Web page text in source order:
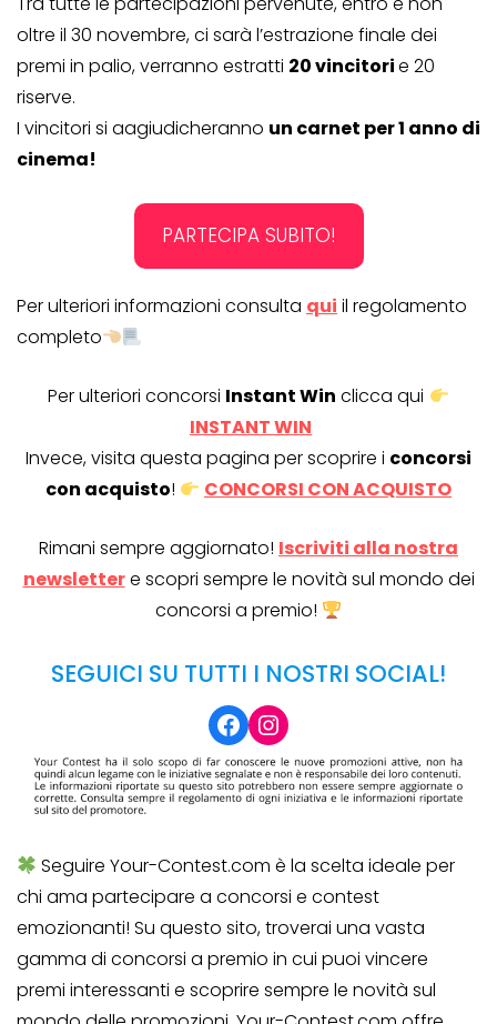
oltre il 30 novembre, ci sarà l’estrazione finale dei
premi in palio, verranno estratti 20 vincitorie 20
riserve.
I vincitori si aagiudicheranno un carnet per 1 anno di
cinema!
PARTECIPA SUBITO!
Per ulteriori informazioni consulta qui il regolamento
completo
Per ulteriori concorsi Instant Win clicca qui
INSTANT WIN
Invece, visita questa pagina per scoprire i concorsi
con acquisto! CONCORSI CON ACQUISTO
Rimani sempre aggiornato! Iscriviti alla nostra
newslettere scopri sempre le novità sul mondo dei
concorsi a premio!
SEGUICI SU TUTTI I NOSTRI SOCIAL!
Facebook
Instagram
Seguire Your-Contest.com è la scelta ideale per
chi ama partecipare a concorsi e contest
emozionanti! Su questo sito, troverai una vasta
gamma di concorsi a premio in cui puoi vincere
premi interessanti e scoprire sempre le novità sul